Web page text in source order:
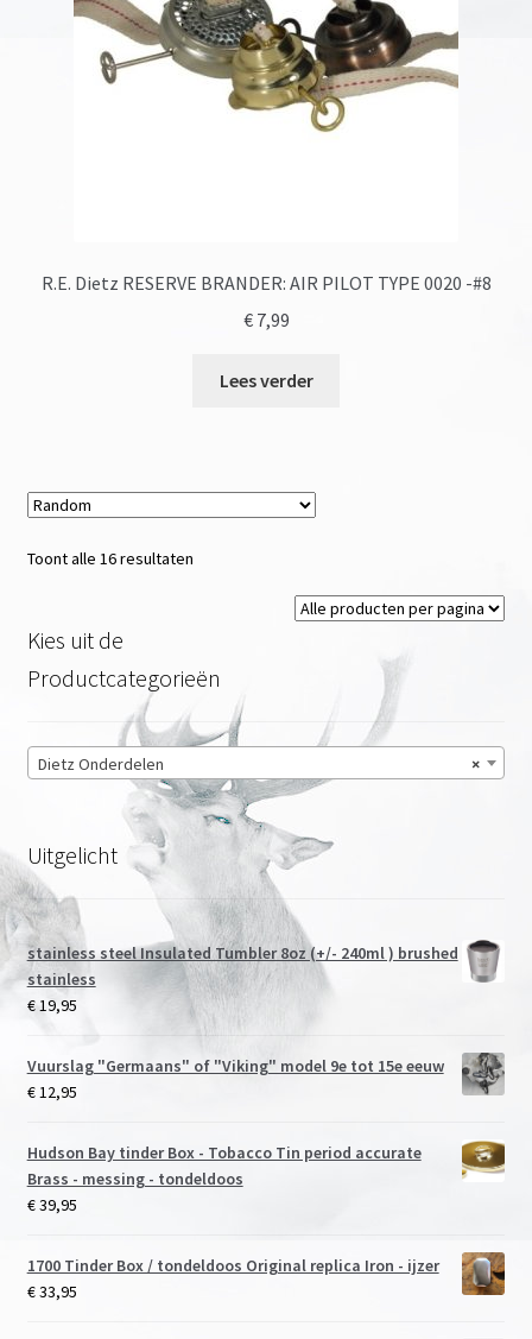
R.E. Dietz RESERVE BRANDER: AIR PILOT TYPE 0020 -#8
€7,99
Lees verder
Toont alle 16 resultaten
Kies uit de
Productcategorieën
×
Dietz Onderdelen
Uitgelicht
stainless steel Insulated Tumbler 8oz (+/- 240ml ) brushed
stainless
€19,95
Vuurslag "Germaans" of "Viking" model 9e tot 15e eeuw
€12,95
Hudson Bay tinder Box - Tobacco Tin period accurate
Brass - messing - tondeldoos
€39,95
1700 Tinder Box / tondeldoos Original replica Iron - ijzer
€33,95